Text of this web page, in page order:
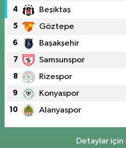
4 Beşiktaş
5 Göztepe
6 Başakşehir
7 Samsunspor
8 Rizespor
9 Konyaspor
10 Alanyaspor
Detaylar için